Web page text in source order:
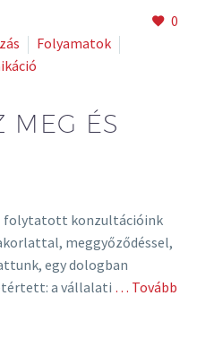
0
Folyamatok
MEG ÉS
folytatott konzultációink
meggyőződéssel,
egy dologban
a vállalati … Tovább